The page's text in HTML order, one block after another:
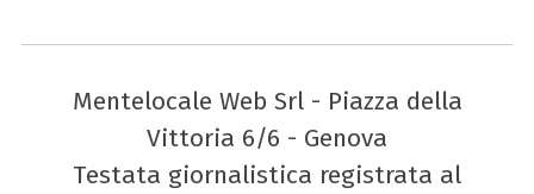
Mentelocale Web Srl - Piazza della
Vittoria 6/6 - Genova
Testata giornalistica registrata al